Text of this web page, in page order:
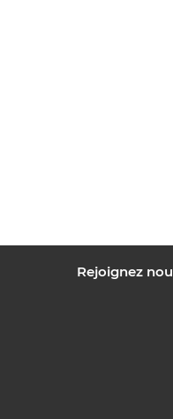
Rejoignez